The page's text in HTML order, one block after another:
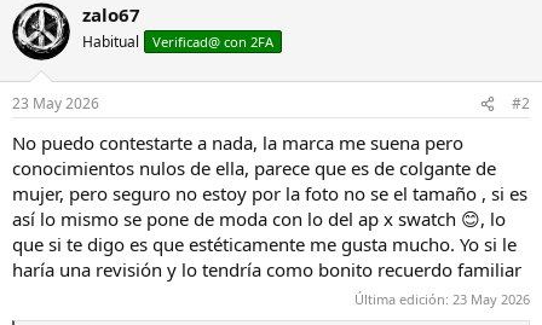
zalo67
Habitual Verificad@ con 2FA
23 May 2026 #2
No puedo contestarte a nada, la marca me suena pero
conocimientos nulos de ella, parece que es de colgante de
mujer, pero seguro no estoy por la foto no se el tamaño , si es
así lo mismo se pone de moda con lo del ap x swatch 😊, lo
que si te digo es que estéticamente me gusta mucho. Yo si le
haría una revisión y lo tendría como bonito recuerdo familiar
Última edición: 23 May 2026